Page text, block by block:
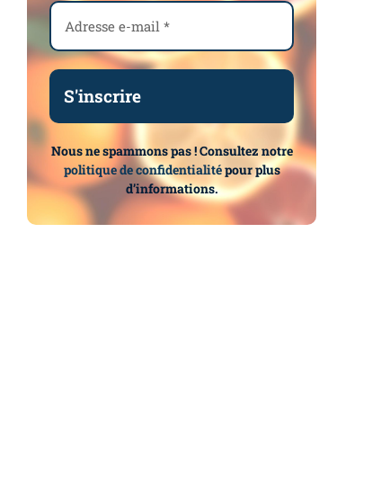
Nous ne spammons pas ! Consultez notre
politique de confidentialitépour plus
d’informations.